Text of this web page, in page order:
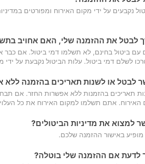
נקבעים על ידי מקום האירוח ומפורטים
לבטל את ההזמנה שלי, האם אחויב
ביטול בחינם, לא תשלמו דמי ביטול. אם
לשלם דמי ביטול. עלות הביטול נקבעת על
לבטל או לשנות תאריכים בהזמנה ללא
תאריכים בהזמנות ללא אפשרות החזר. אם
האירוח. אתם תשלמו למקום האירוח את כל
למצוא את מדיניות הביטולים?
באישור ההזמנה שלכם.
לדעת אם ההזמנה שלי בוטלה?